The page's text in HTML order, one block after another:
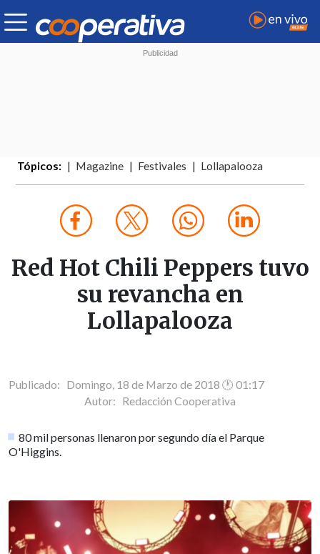
Tópicos: Magazine Festivales Lollapalooza
Red Hot Chili Peppers tuvo
su revancha en
Lollapalooza
Publicado: Domingo, 18 de Marzo de 2018 🕐 01:17
Autor: Redacción Cooperativa
80 mil personas llenaron por segundo día el Parque
O'Higgins.